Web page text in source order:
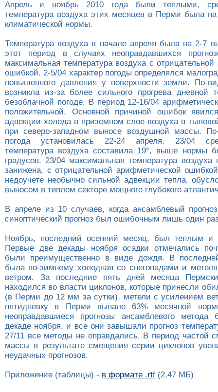
Апрель и ноябрь 2010 года были теплыми,
температура воздуха этих месяцев в Перми была
климатической нормы.
Температура воздуха в начале апреля была на 2-7
этот период в случаях неоправдавшихся
максимальная температура воздуха с
ошибкой. 2-5/04 характер погоды определялся
повышенного давления у поверхности земли. По-
возникла из-за более сильного прогрева дневной
безоблачной погоде. В период 12-16/04
положительной. Основной причиной ошибок
адвекции холода в приземном слое воздуха в
при северо-западном выносе воздушной массы.
погода установилась 22-24 апреля. 23/04
температура воздуха составила 19°, выше нормы
градусов. 23/04 максимальная температура воздуха
занижена, с отрицательной арифметической
недоучете необычно сильной адвекции тепла,
выносом в теплом секторе мощного глубокого
В апреле из 10 случаев, когда ансамблевый
синоптический прогноз был ошибочным лишь один
Ноябрь, последний осенний месяц, был теплым и
Первые две декады ноября осадки отмечались
были преимущественно в виде дождя. В
была по-зимнему холодная со снегопадами и
ветром. За последние пять дней месяца
находился во власти циклонов, которые принесли
(в Перми до 12 мм за сутки), метели с усилением
пятидневку в Перми выпало 63% месячной
неоправдавшиеся прогнозы ансамблевого
декаде ноября, и все они завышали прогноз
27/11 все методы не оправдались. В период частой
массы в результате смещения серии циклонов
неудачных прогнозов.
Приложение (таблицы) - в формате .rtf (2,47 МБ)